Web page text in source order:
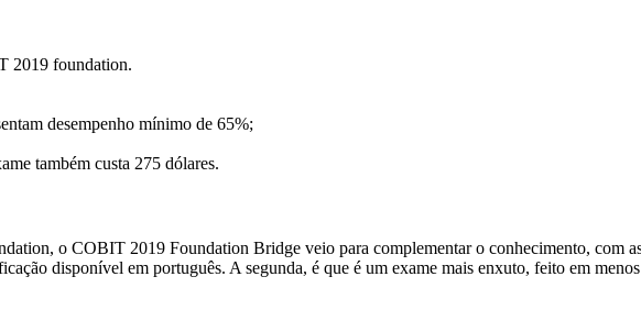
2019 foundation.
desempenho mínimo de 65%;
também custa 275 dólares.
o COBIT 2019 Foundation Bridge veio para complementar o conhecimento, com
disponível em português. A segunda, é que é um exame mais enxuto, feito em